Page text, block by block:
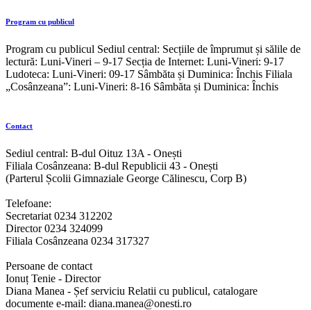
Program cu publicul
Program cu publicul Sediul central: Secțiile de împrumut și sălile de
lectură: Luni-Vineri – 9-17 Secția de Internet: Luni-Vineri: 9-17
Ludoteca: Luni-Vineri: 09-17 Sâmbăta și Duminica: Închis Filiala
„Cosânzeana”: Luni-Vineri: 8-16 Sâmbăta și Duminica: Închis
Contact
Sediul central: B-dul Oituz 13A - Onești
Filiala Cosânzeana: B-dul Republicii 43 - Onești
(Parterul Școlii Gimnaziale George Călinescu, Corp B)
Telefoane:
Secretariat 0234 312202
Director 0234 324099
Filiala Cosânzeana 0234 317327
Persoane de contact
Ionuț Tenie - Director
Diana Manea - Șef serviciu Relatii cu publicul, catalogare
documente e-mail: diana.manea@onesti.ro